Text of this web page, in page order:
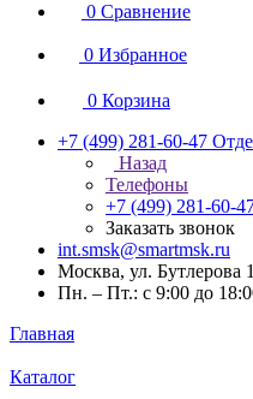
0 Сравнение
0 Избранное
0 Корзина
+7 (499) 281-60-47
Назад
Телефоны
+7 (499) 281-60-
Заказать звонок
int.smsk@smartmsk.ru
Москва, ул. Бутлерова
Пн. – Пт.: с 9:00 до
Главная
Каталог